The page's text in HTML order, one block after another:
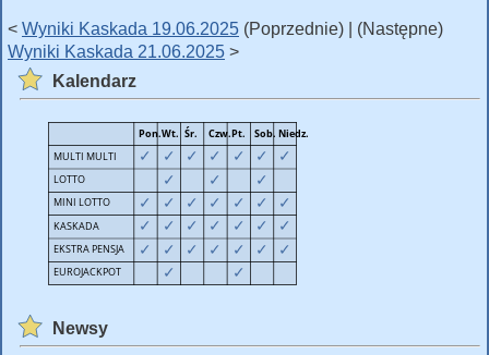
< Wyniki Kaskada 19.06.2025 (Poprzednie) | (Następne)
Wyniki Kaskada 21.06.2025 >
Kalendarz
Newsy